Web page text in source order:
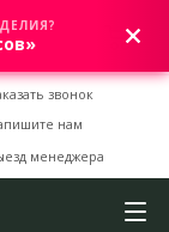
0
звонок
нам
менеджера